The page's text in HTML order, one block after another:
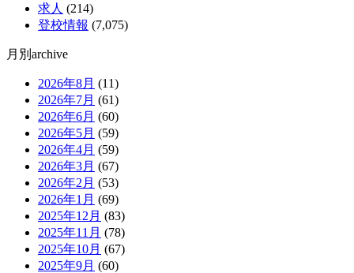
求人 (214)
登校情報 (7,075)
月別archive
2026年8月 (11)
2026年7月 (61)
2026年6月 (60)
2026年5月 (59)
2026年4月 (59)
2026年3月 (67)
2026年2月 (53)
2026年1月 (69)
2025年12月 (83)
2025年11月 (78)
2025年10月 (67)
2025年9月 (60)